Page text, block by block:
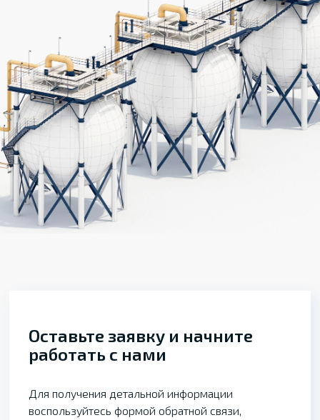
Оставьте заявку и начните
работать с нами
Для получения детальной информации
воспользуйтесь формой обратной связи,